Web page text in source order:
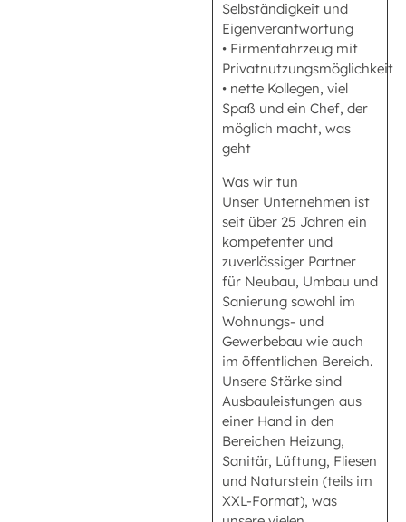
Selbständigkeit und
Eigenverantwortung
• Firmenfahrzeug mit
Privatnutzungsmöglichkeit
• nette Kollegen, viel
Spaß und ein Chef, der
möglich macht, was
geht
Was wir tun
Unser Unternehmen ist
seit über 25 Jahren ein
kompetenter und
zuverlässiger Partner
für Neubau, Umbau und
Sanierung sowohl im
Wohnungs- und
Gewerbebau wie auch
im öffentlichen Bereich.
Unsere Stärke sind
Ausbauleistungen aus
einer Hand in den
Bereichen Heizung,
Sanitär, Lüftung, Fliesen
und Naturstein (teils im
XXL-Format), was